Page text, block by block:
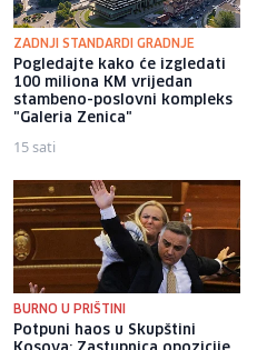
ZADNJI STANDARDI GRADNJE
Pogledajte kako će izgledati
100 miliona KM vrijedan
stambeno-poslovni kompleks
"Galeria Zenica"
15 sati
BURNO U PRIŠTINI
Potpuni haos u Skupštini